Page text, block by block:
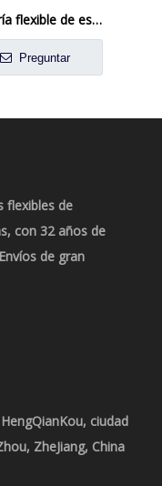
Tubería flexible de escape con pezón
Preguntar
flexibles de
con 32 años de
de gran
ciudad
ZheJiang, China